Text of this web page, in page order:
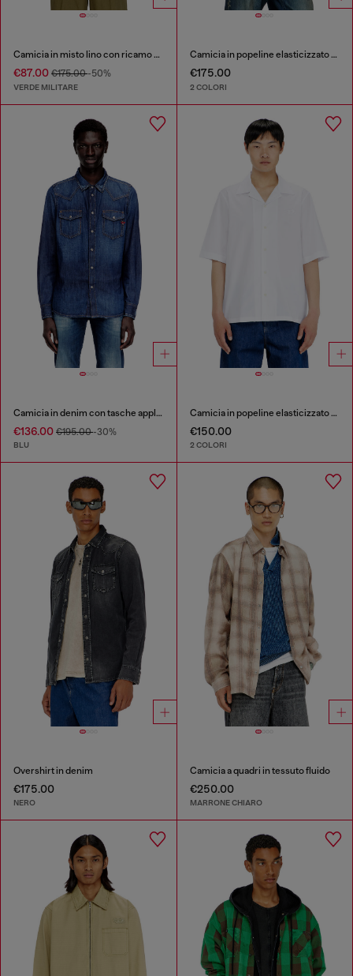
Camicia in misto lino con ricamo del logo
€87.00 €175.00-50%
VERDE MILITARE
Camicia in popeline elasticizzato con ricamo
€175.00
2 COLORI
Camicia in denim con tasche applicate
€136.00 €195.00-30%
BLU
Camicia in popeline elasticizzato con ricamo Oval D
€150.00
2 COLORI
Overshirt in denim
€175.00
NERO
Camicia a quadri in tessuto fluido
€250.00
MARRONE CHIARO